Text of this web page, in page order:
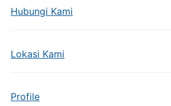
Hubungi Kami
Lokasi Kami
Profile